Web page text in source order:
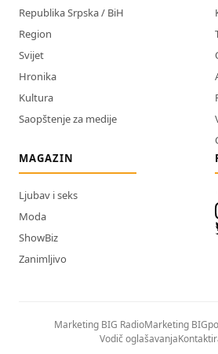
Republika Srpska / BiH
Region
Svijet
Hronika
Kultura
Saopštenje za medije
MAGAZIN
Ljubav i seks
Moda
ShowBiz
Zanimljivo
Marketing BIG RadioMarketing
Vodič oglašavanja